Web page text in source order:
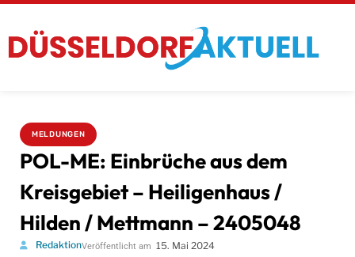
MELDUNGEN
POL-ME: Einbrüche aus dem
Kreisgebiet – Heiligenhaus /
Hilden / Mettmann – 2405048
RedaktionVeröffentlicht am 15. Mai 2024